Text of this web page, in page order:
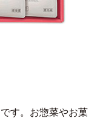
す。お惣菜やお菓